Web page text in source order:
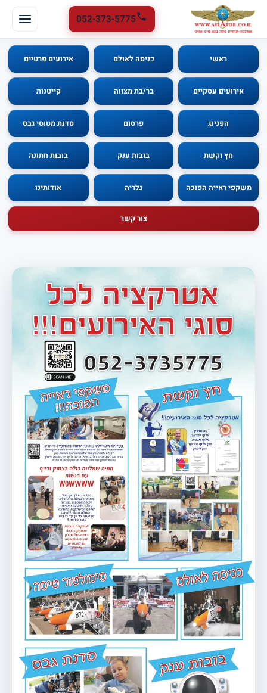
052-373-5775
ראשי כניסה לאולם אירועים פרטיים
אירועים עסקיים בר/בת מצווה קייטנות
הפנינג פרסום סדנת מטוסי גבס
חץ וקשת בובות ענק בובות חתונה
משקפי ראייה הפוכה גלריה אודותינו
צור קשר